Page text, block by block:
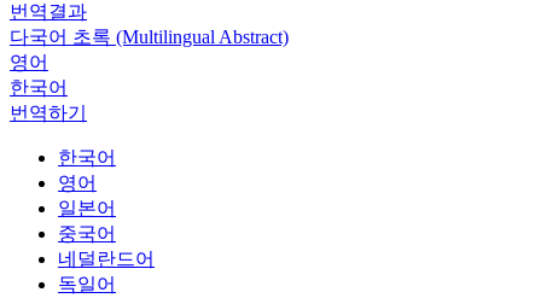
번역결과
다국어 초록 (Multilingual Abstract)
영어
한국어
번역하기
한국어
영어
일본어
중국어
네덜란드어
독일어